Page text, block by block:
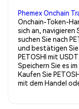
Phemex Onchain
Onchain-Token-
sich an, navigieren
suchen Sie nach
und bestätigen
PETOSHI mit
Speichern Sie es
Kaufen Sie
mit dem Handel